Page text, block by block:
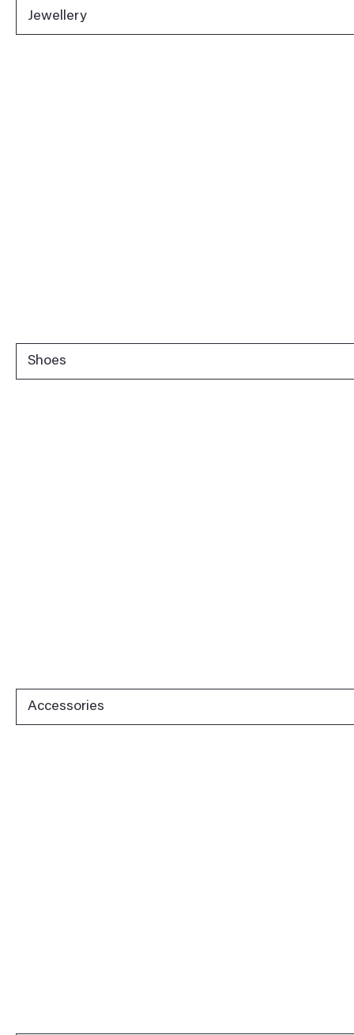
Jewellery
Shoes
Accessories